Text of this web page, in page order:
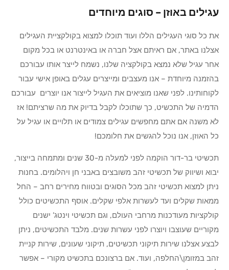
עגילים באוזן – סוגים מיוחדים
את כל סוגי העגילים הללו ועוד תוכלו למצוא בקולקציית העגילים
אצלנו באתר, אם ראיתם אצל חברה או באינטרנט או בכל מקום
אחר עגיל שלא נמצא בקולקציה שלנו, נשמח לייצר אותו עבורכם
בהזמנה מיוחדת – אנו מעצבים ומייצרים עגלים באופן אישי עבור
לקוחותינו. לפני שאנו מוציאים את העגיל לייצור אנו יוצרים עבורכם
הדמיה של התכשיט, כך שתוכלו לקבל בדיוק את מה שרציתם! אז
לא משנה אם אתם מחפשים עגילים צמודים או תלויים או עגיל על
כל האוזן, אנו נוכל להגשים את חלומכם!
תכשיטי בר-דור הוקמה לפני למעלה מ-30 שנים ומתמחה בייצור,
יבוא ושיווק של תכשיטי זהב משובצים באבני חן ויהלומים. בחנות
ניתן למצוא תכשיטי זהב מכל הסוגים ובטווח מחירים רחב – החל
ממאות שקלים ועד לעשרות אלפי שקלים. אוסף התכשיטים כולל
קולקציות מעודכנות מרחבי העולם, וגם תכשיטי וינטג’ ישנים
מקוריים שעוצבו ויוצרו לפני עשרות שנים. מלבד התכשיטים, ניתן
לבצע אצלנו שירות תיקוני תכשיטים, תיקוני שעונים, שירות קניית
זהב במזומן\החלפה, ועוד. אם ברצונכם בתכשיט מקורי – אפשר